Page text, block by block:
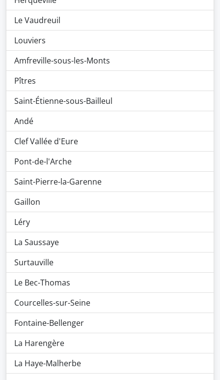
Le Vaudreuil
Louviers
Amfreville-sous-les-Monts
Pîtres
Saint-Étienne-sous-Bailleul
Andé
Clef Vallée d'Eure
Pont-de-l'Arche
Saint-Pierre-la-Garenne
Gaillon
Léry
La Saussaye
Surtauville
Le Bec-Thomas
Courcelles-sur-Seine
Fontaine-Bellenger
La Harengère
La Haye-Malherbe